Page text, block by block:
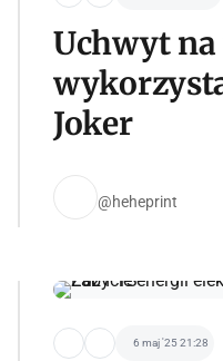
Uchwyt
Joker
@heheprint
6 maj '25 21:28